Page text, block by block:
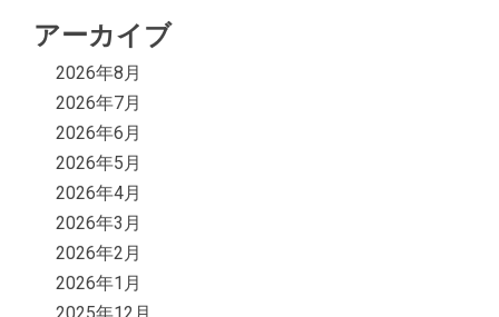
アーカイブ
2026年8月
2026年7月
2026年6月
2026年5月
2026年4月
2026年3月
2026年2月
2026年1月